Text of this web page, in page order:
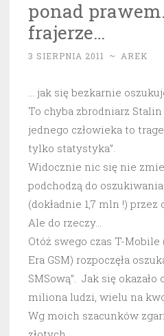
ponad
frajerze…
3 SIERPNIA 2011 ~ AREK
… jak się bezkarnie
To chyba zbrodniarz Stalin
jednego człowieka to
tylko statystyka”.
Widocznie nic się nie
podchodzą do
(dokładnie 1,7 mln !)
Ale do rzeczy…
Otóż swego czas T-
Era GSM) rozpoczęła
SMSową”. Jak się okazało
miliona ludzi, wielu na
Wg moich szacunków